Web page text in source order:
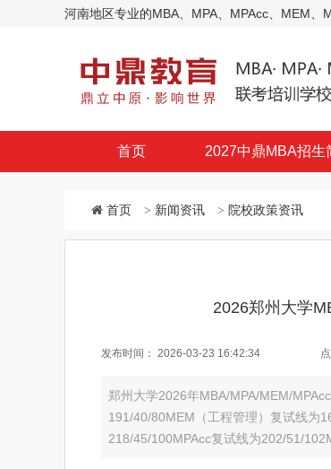
河南地区专业的MBA、MPA、MPAcc、MEM、
首页 2027中鼎MBA招生
首页 > 新闻资讯 > 院校政策资讯
2026郑州大学
发布时间： 2026-03-23 16:42:34
郑州大学2026年MBA/MPA/MEM/
191/40/80MEM（工程管理）复试线为
218/45/100MPAcc复试线为202/51/